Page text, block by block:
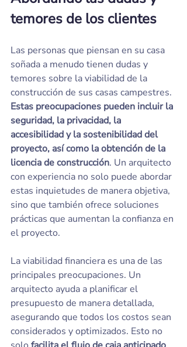
temores de los clientes
Las personas que piensan en su casa
soñada a menudo tienen dudas y
temores sobre la viabilidad de la
construcción de sus casas campestres.
Estas preocupaciones pueden incluir la
seguridad, la privacidad, la
accesibilidad y la sostenibilidad del
proyecto, así como la obtención de la
licencia de construcción. Un arquitecto
con experiencia no solo puede abordar
estas inquietudes de manera objetiva,
sino que también ofrece soluciones
prácticas que aumentan la confianza en
el proyecto.
La viabilidad financiera es una de las
principales preocupaciones. Un
arquitecto ayuda a planificar el
presupuesto de manera detallada,
asegurando que todos los costos sean
considerados y optimizados. Esto no